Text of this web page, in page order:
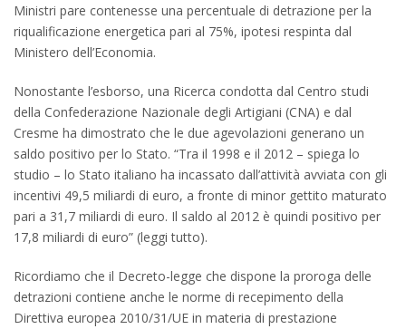
Ministri pare contenesse una percentuale di detrazione per la
riqualificazione energetica pari al 75%, ipotesi respinta dal
Ministero dell’Economia.
Nonostante l’esborso, una Ricerca condotta dal Centro studi
della Confederazione Nazionale degli Artigiani (CNA) e dal
Cresme ha dimostrato che le due agevolazioni generano un
saldo positivo per lo Stato. “Tra il 1998 e il 2012 – spiega lo
studio – lo Stato italiano ha incassato dall’attività avviata con gli
incentivi 49,5 miliardi di euro, a fronte di minor gettito maturato
pari a 31,7 miliardi di euro. Il saldo al 2012 è quindi positivo per
17,8 miliardi di euro” (leggi tutto).
Ricordiamo che il Decreto-legge che dispone la proroga delle
detrazioni contiene anche le norme di recepimento della
Direttiva europea 2010/31/UE in materia di prestazione